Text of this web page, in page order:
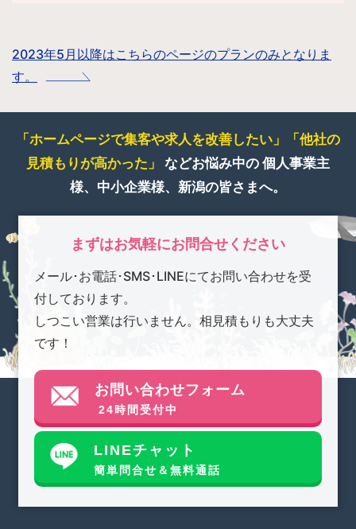
2023年5月以降はこちらのページのプランのみとなりま
す。
「ホームページで集客や求人を改善したい」
「他社の
見積もりが高かった」 などお悩み中の 個人事業主
様、中小企業様、新潟の皆さまへ。
まずはお気軽にお問合せください
メール･お電話･SMS･LINEにてお問い合わせを受
付しております。
しつこい営業は行いません。相見積もりも大丈夫
です！
お問い合わせフォーム
24時間受付中
LINEチャット
簡単問合せ＆無料通話